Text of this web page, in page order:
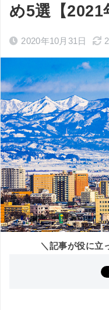
め5選【2021
2020年10月31日
＼記事が役に立